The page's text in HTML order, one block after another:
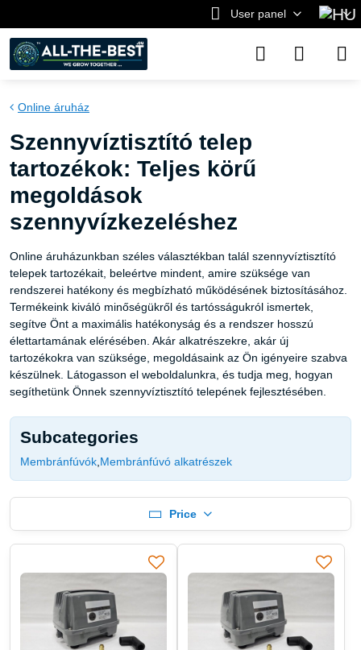
User panel
Online áruház
Szennyvíztisztító telep
tartozékok: Teljes körű
megoldások
szennyvízkezeléshez
Online áruházunkban széles választékban talál szennyvíztisztító
telepek tartozékait, beleértve mindent, amire szüksége van
rendszerei hatékony és megbízható működésének biztosításához.
Termékeink kiváló minőségükről és tartósságukról ismertek,
segítve Önt a maximális hatékonyság és a rendszer hosszú
élettartamának elérésében. Akár alkatrészekre, akár új
tartozékokra van szüksége, megoldásaink az Ön igényeire szabva
készülnek. Látogasson el weboldalunkra, és tudja meg, hogyan
segíthetünk Önnek szennyvíztisztító telepének fejlesztésében.
Subcategories
Membránfúvók Membránfúvó alkatrészek
Price